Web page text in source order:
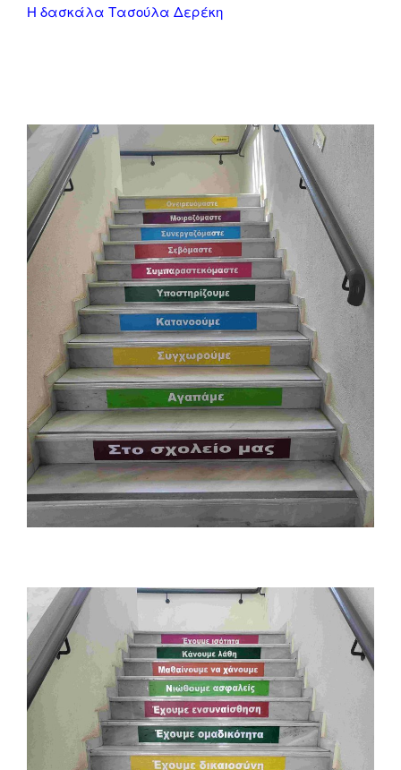
Η δασκάλα Τασούλα Δερέκη